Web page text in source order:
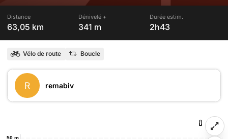
Distance
63,05 km
Dénivelé +
341 m
Durée estim.
2h43
Vélo de route Boucle
R remabiv